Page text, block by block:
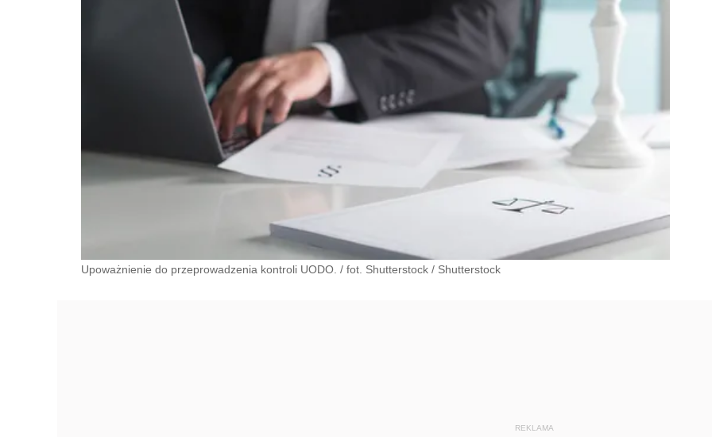
Upoważnienie do przeprowadzenia kontroli UODO. / fot. Shutterstock / Shutterstock